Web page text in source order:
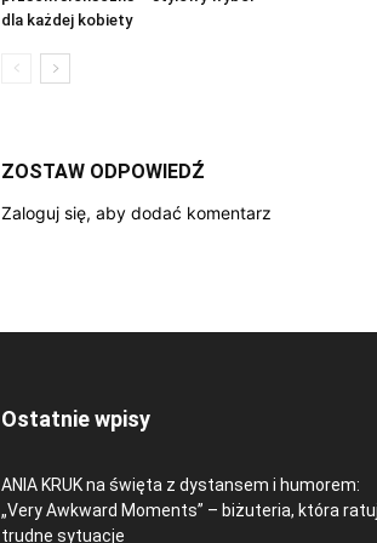
dla każdej kobiety
ZOSTAW ODPOWIEDŹ
Zaloguj się, aby dodać komentarz
Ostatnie wpisy
ANIA KRUK na święta z dystansem i humorem:
„Very Awkward Moments” – biżuteria, która
trudne sytuacje